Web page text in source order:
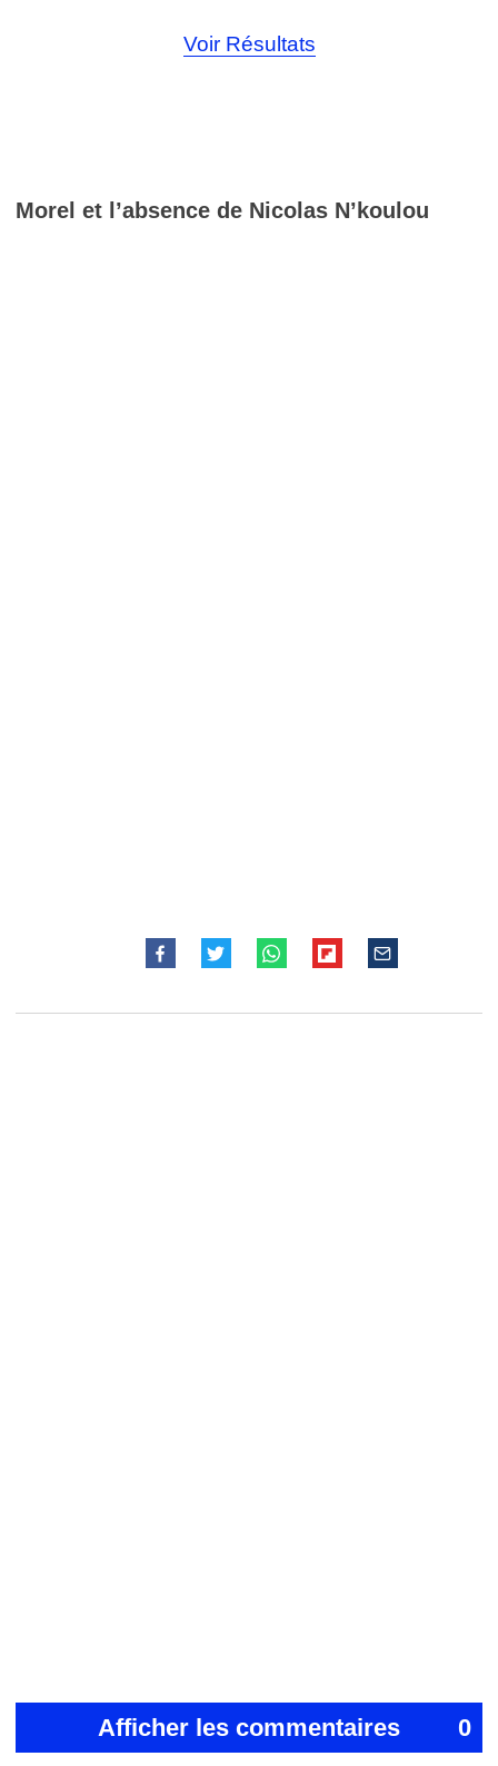
Voir Résultats
Morel et l’absence de Nicolas N’koulou
Afficher les commentaires 0